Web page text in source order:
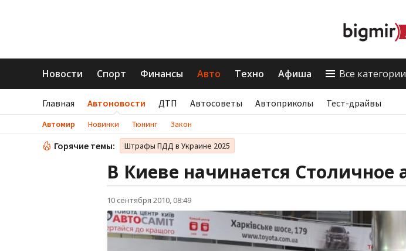
Новости Спорт Финансы Авто Техно Афиша Все категории
Главная Автоновости ДТП Автосоветы Автоприколы Тест-драйвы
Автомир Новинки Тюнинг Закон
Горячие темы: Штрафы ПДД в Украине 2025
В Киеве начинается Столичное
10 сентября 2010, 08:49